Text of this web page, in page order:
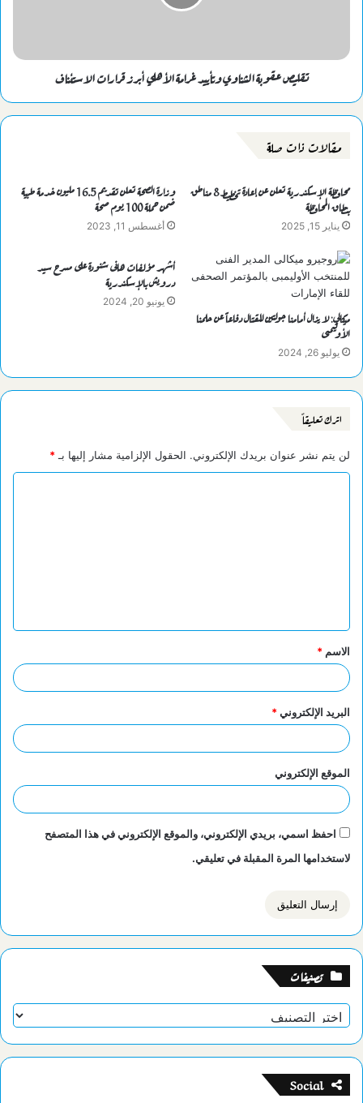
تقليص عقوبة الشناوي وتأييد غرامة الأهلي أبرز قرارات الاستئناف
مقالات ذات صلة
محافظة الإسكندرية تعلن عن إعادة تخطيط 8 مناطق
بنطاق المحافظة
يناير 15, 2025
وزارة الصحة تعلن تقديم 16.5 مليون خدمة طبية
ضمن حملة 100 يوم صحة
أغسطس 11, 2023
ميكالي: لا يزال أمامنا جولتين للقتال دفاعاً عن حلمنا
الأوليمبى
يوليو 26, 2024
أشهر مؤلفات هانى شنودة على مسرح سيد
درويش بالإسكندرية
يونيو 20, 2024
اترك تعليقاً
لن يتم نشر عنوان بريدك الإلكتروني. الحقول الإلزامية مشار إليها بـ *
ق
*
الاسم *
البريد الإلكتروني*
الموقع الإلكتروني
احفظ اسمي، بريدي الإلكتروني، والموقع الإلكتروني في هذا المتصفح
لاستخدامها المرة المقبلة في تعليقي.
تصنيفات
تصنيفات
Social